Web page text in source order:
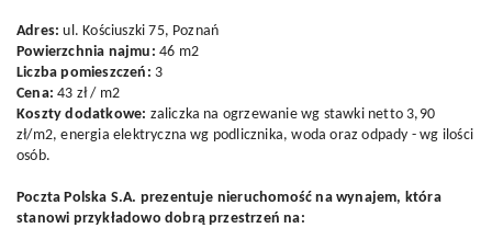
Adres: ul. Kościuszki 75, Poznań
Powierzchnia najmu: 46 m2
Liczba pomieszczeń: 3
Cena:43 zł / m2
Koszty dodatkowe: zaliczka na ogrzewanie wg stawki netto 3,90
zł/m2, energia elektryczna wg podlicznika, woda oraz odpady - wg ilości
osób.
Poczta Polska S.A. prezentuje nieruchomość na wynajem, która
stanowi przykładowo dobrą przestrzeń na: